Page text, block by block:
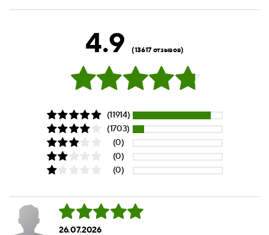
4.9 (13617 отзывов)
(11914)
(1703)
(0)
(0)
(0)
26.07.2026